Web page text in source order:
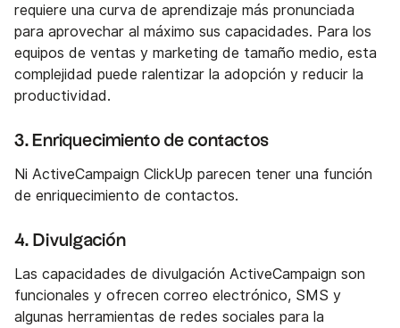
requiere una curva de aprendizaje más pronunciada
para aprovechar al máximo sus capacidades. Para los
equipos de ventas y marketing de tamaño medio, esta
complejidad puede ralentizar la adopción y reducir la
productividad.
3. Enriquecimiento de contactos
Ni ActiveCampaign ClickUp parecen tener una función
de enriquecimiento de contactos.
4. Divulgación
Las capacidades de divulgación ActiveCampaign son
funcionales y ofrecen correo electrónico, SMS y
algunas herramientas de redes sociales para la